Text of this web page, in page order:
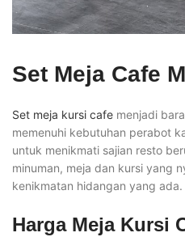
Set Meja Cafe
Set meja kursi cafe menjadi
memenuhi kebutuhan perabot
untuk menikmati sajian resto
minuman, meja dan kursi yang
kenikmatan hidangan yang ada.
Harga Meja Kursi